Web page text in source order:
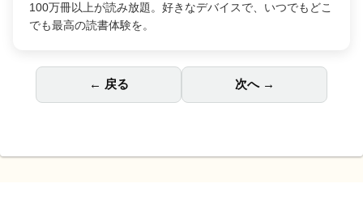
100万冊以上が読み放題。好きなデバイスで、いつでもどこ
でも最高の読書体験を。
← 戻る 次へ →